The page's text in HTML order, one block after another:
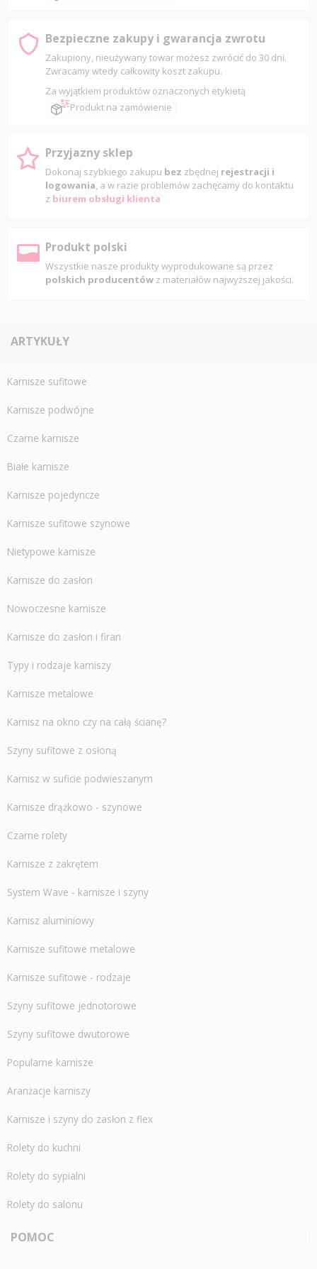
Bezpieczne zakupy i gwarancja zwrotu
Zakupiony, nieużywany towar możesz zwrócić do 30 dni.
Zwracamy wtedy całkowity koszt zakupu.
Za wyjątkiem produktów oznaczonych etykietą
Produkt na zamówienie
Przyjazny sklep
Dokonaj szybkiego zakupu bez zbędnej rejestracji i
logowania, a w razie problemów zachęcamy do kontaktu
z biurem obsługi klienta
Produkt polski
Wszystkie nasze produkty wyprodukowane są przez
polskich producentów z materiałów najwyższej jakości.
ARTYKUŁY
Karnisze sufitowe
Karnisze podwójne
Czarne karnisze
Białe karnisze
Karnisze pojedyncze
Karnisze sufitowe szynowe
Nietypowe karnisze
Karnisze do zasłon
Nowoczesne karnisze
Karnisze do zasłon i firan
Typy i rodzaje karniszy
Karnisze metalowe
Karnisz na okno czy na całą ścianę?
Szyny sufitowe z osłoną
Karnisz w suficie podwieszanym
Karnisze drążkowo - szynowe
Czarne rolety
Karnisze z zakrętem
System Wave - karnisze i szyny
Karnisz aluminiowy
Karnisze sufitowe metalowe
Karnisze sufitowe - rodzaje
Szyny sufitowe jednotorowe
Szyny sufitowe dwutorowe
Popularne karnisze
Aranżacje karniszy
Karnisze i szyny do zasłon z flex
Rolety do kuchni
Rolety do sypialni
Rolety do salonu
POMOC